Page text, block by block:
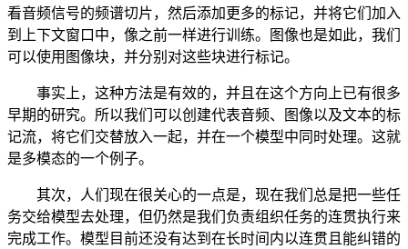
看音频信号的频谱切片，然后添加更多的标记，并将它们加入
到上下文窗口中，像之前一样进行训练。图像也是如此，我们
可以使用图像块，并分别对这些块进行标记。
事实上，这种方法是有效的，并且在这个方向上已有很多
早期的研究。所以我们可以创建代表音频、图像以及文本的标
记流，将它们交替放入一起，并在一个模型中同时处理。这就
是多模态的一个例子。
其次，人们现在很关心的一点是，现在我们总是把一些任
务交给模型去处理，但仍然是我们负责组织任务的连贯执行来
完成工作。模型目前还没有达到在长时间内以连贯且能纠错的